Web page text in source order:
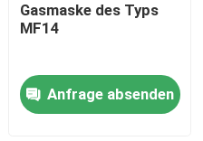
Schutzbereich
Gasmaske des Typs
MF14
Anfrage absenden